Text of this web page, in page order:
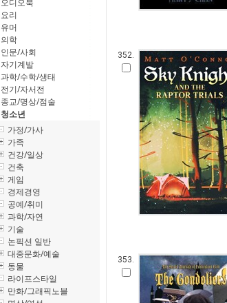
오디오북
요리
유머
의학
인문/사회
자기계발
과학/수학/생태
전기/자서전
종교/명상/점술
청소년
가정/가사
가족
건강/일상
건축
게임
경제경영
공예/취미
과학/자연
기술
논픽션 일반
대중문화/예술
동물
라이프스타일
만화/그래픽노블
352.
353.